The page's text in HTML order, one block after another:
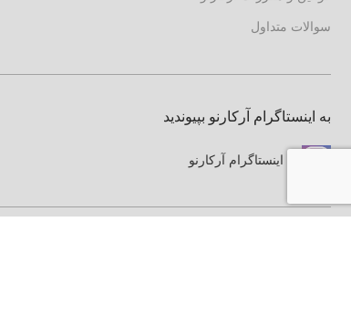
سوالات متداول
به اینستاگرام آرکارنو بپیوندید
اینستاگرام آرکارنو